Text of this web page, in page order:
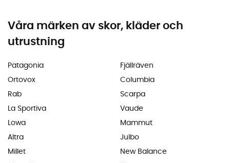
Våra märken av skor, kläder och
utrustning
Patagonia
Ortovox
Rab
La Sportiva
Lowa
Altra
Millet
Fjällräven
Columbia
Scarpa
Vaude
Mammut
Julbo
New Balance